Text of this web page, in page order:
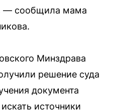
— сообщила мама
Минздрава
решение суда
документа
источники